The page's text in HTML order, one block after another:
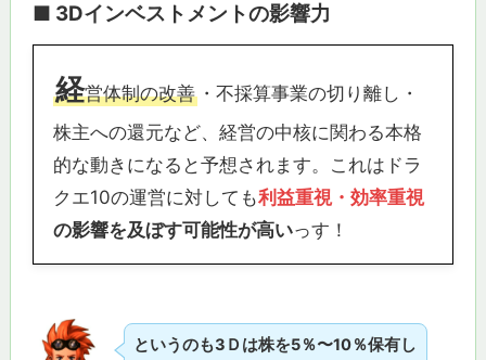
■ 3Dインベストメントの影響力
経営体制の改善・不採算事業の切り離し・
株主への還元など、経営の中核に関わる本格
的な動きになると予想されます。これはドラ
クエ10の運営に対しても利益重視・効率重視
の影響を及ぼす可能性が高いっす！
というのも3Ｄは株を5％〜10％保有し